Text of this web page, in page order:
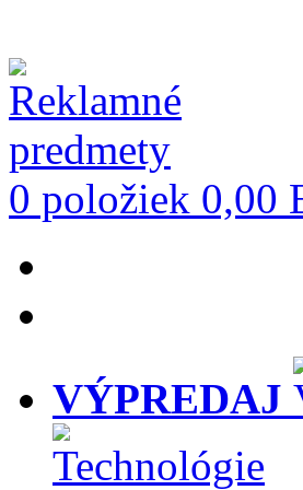
0 položiek 0,00
VÝPREDAJ